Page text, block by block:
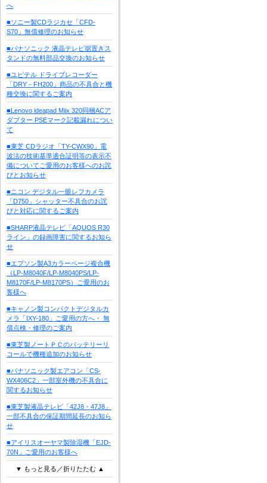
へ
■ソニー製CDラジカセ「CFD-
S70」無償修理のお知らせ
■パナソニック 液晶テレビ据置きス
タンドの無料部品交換のお知らせ
■ユピテル ドライブレコーダー
「DRY－FH200」商品の不具合と機
種交換に関するご案内
■Lenovo ideapad Miix 320同梱ACア
ダプター PSEマーク記載漏れについ
て
■東芝 CDラジオ「TY-CWX90」電
波法の技術基準適合証明等の表示不
備についてご愛用のお客様へのお詫
びとお知らせ
■ニコン デジタル一眼レフカメラ
「D750」シャッター不具合のお詫
びと対応に関するご案内
■SHARP液晶テレビ「AQUOS R30
ライン」の録画障害に関するお知ら
せ
■エプソン製A3カラーページ複合機
（LP-M8040F/LP-M8040PS/LP-
M8170F/LP-M8170PS）ご愛用のお
客様へ
■キャノン製コンパクトデジタルカ
メラ「IXY-180」ご愛用の方へ・ 無
償点検・修理のご案内
■東芝製ノートＰＣのバッテリーリ
コールで機種追加のお知らせ
■パナソニック製エアコン「CS-
WX406C2」一部室外機の不具合に
関するお知らせ
■東芝製液晶テレビ「42J8・47J8」
一部不具合の保証期間延長のお知ら
せ
■アイリスオーヤマ製除湿機「EJD-
70N」ご愛用のお客様へ
▼ もっと見る／折りたたむ ▲